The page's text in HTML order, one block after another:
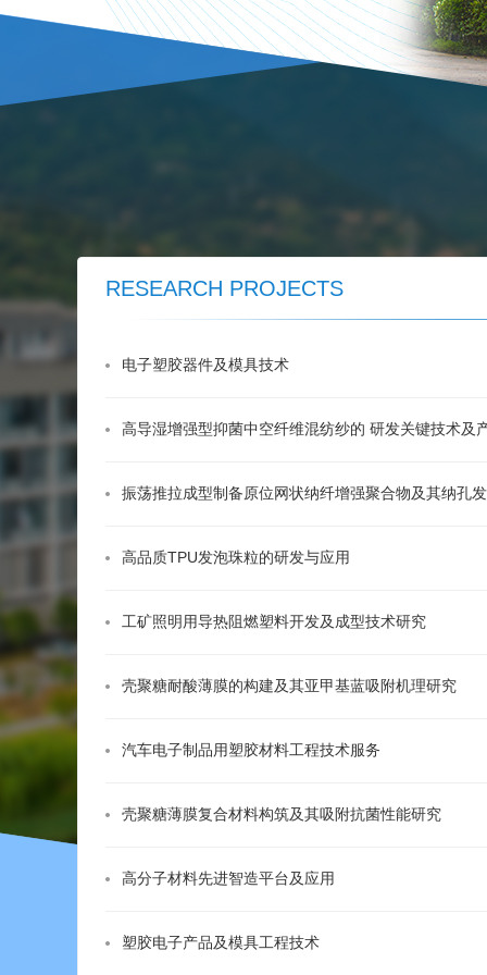
RESEARCH PROJECTS
电子塑胶器件及模具技术
高导湿增强型抑菌中空纤维混纺纱的 研发关键技术及
振荡推拉成型制备原位网状纳纤增强聚合物及其纳孔
高品质TPU发泡珠粒的研发与应用
工矿照明用导热阻燃塑料开发及成型技术研究
壳聚糖耐酸薄膜的构建及其亚甲基蓝吸附机理研究
汽车电子制品用塑胶材料工程技术服务
壳聚糖薄膜复合材料构筑及其吸附抗菌性能研究
高分子材料先进智造平台及应用
塑胶电子产品及模具工程技术